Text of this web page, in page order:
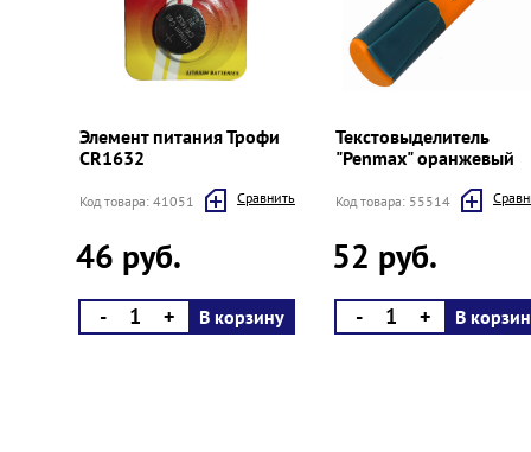
Элемент питания Трофи
CR1632
Код товара: 41051 Cравнить
46 руб.
- + В корзину
Текстовыделитель
"Penmax" оранжевый
Код товара: 55514
52 руб.
- + В